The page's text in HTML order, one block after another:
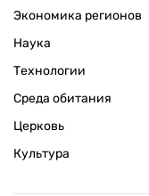
Экономика регионов
Наука
Технологии
Среда обитания
Церковь
Культура